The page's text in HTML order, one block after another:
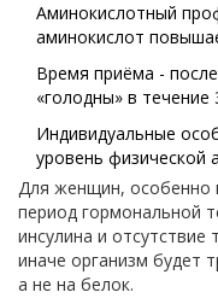
Аминокислотный
аминокислот
Время приёма -
«голодны» в течение
Индивидуальные
уровень физической
Для женщин, особенно
период гормональной
инсулина и отсутствие
иначе организм будет
а не на белок.